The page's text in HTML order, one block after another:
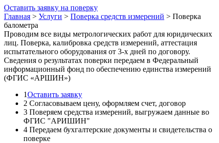
Оставить заявку на поверку
Главная > Услуги > Поверка средств измерений > Поверка
балометра
Проводим все виды метрологических работ для юридических
лиц. Поверка, калибровка средств измерений, аттестация
испытательного оборудования от 3-х дней по договору.
Сведения о результатах поверки передаем в Федеральный
информационный фонд по обеспечению единства измерений
(ФГИС «АРШИН»)
1Оставить заявку
2 Согласовываем цену, оформляем счет, договор
3 Поверяем средства измерений, выгружаем данные во
ФГИС "АРИШИН"
4 Передаем бухгалтерские документы и свидетельства о
поверке